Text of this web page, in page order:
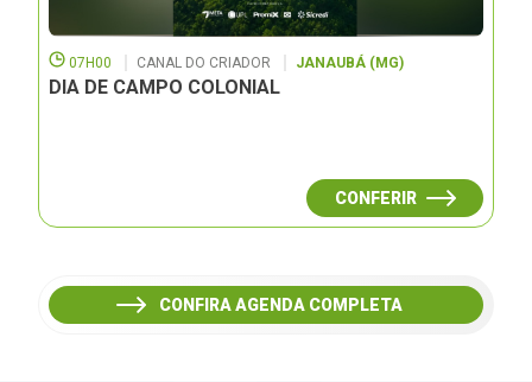
07H00 CANAL DO CRIADOR JANAUBÁ (MG)
DIA DE CAMPO COLONIAL
CONFERIR
CONFIRA AGENDA COMPLETA